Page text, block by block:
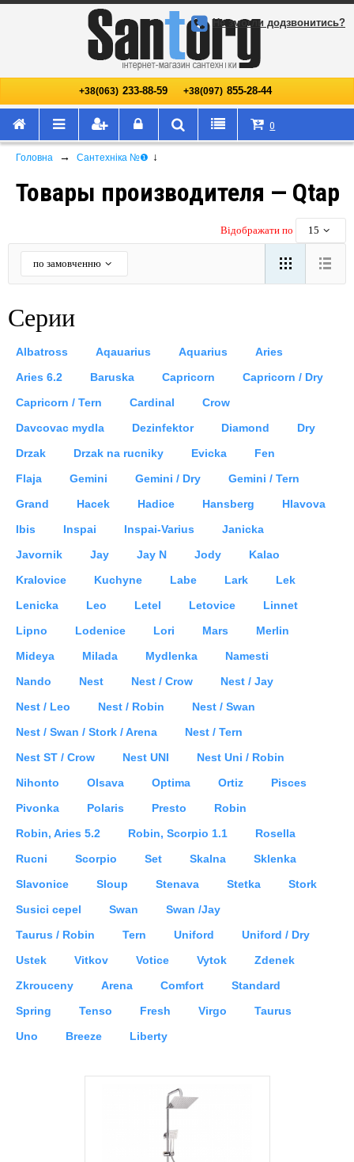
+38(063) 233-88-59 +38(097) 855-28-44
Не змогли додзвонитись?
0
Головна → Сантехніка №❶ ↓
Товары производителя — Qtap
Відображати по 15
по замовченню
Серии
Albatross Aqauarius Aquarius
Aries
Aries 6.2
Baruska Capricorn
Capricorn / Dry
Capricorn / Tern
Cardinal
Crow
Davcovac mydla
Dezinfektor Diamond
Dry
Drzak
Drzak na rucniky Evicka
Fen
Flaja
Gemini Gemini / Dry
Gemini / Tern
Grand
Hacek Hadice Hansberg
Hlavova
Ibis
Inspai Inspai-Varius
Janicka
Javornik
Jay Jay N Jody
Kalao
Kralovice
Kuchyne Labe Lark
Lek
Lenicka
Leo Letel Letovice
Linnet
Lipno
Lodenice Lori Mars
Merlin
Mideya
Milada Mydlenka
Namesti
Nando
Nest Nest / Crow
Nest / Jay
Nest / Leo
Nest / Robin
Nest / Swan
Nest / Swan / Stork / Arena
Nest / Tern
Nest ST / Crow
Nest UNI
Nest Uni / Robin
Nihonto
Olsava Optima Ortiz
Pisces
Pivonka
Polaris Presto
Robin
Robin, Aries 5.2
Robin, Scorpio 1.1
Rosella
Rucni
Scorpio Set Skalna
Sklenka
Slavonice
Sloup Stenava Stetka
Stork
Susici cepel
Swan
Swan /Jay
Taurus / Robin
Tern Uniford
Uniford / Dry
Ustek
Vitkov Votice Vytok
Zdenek
Zkrouceny
Arena Comfort
Standard
Spring
Tenso Fresh Virgo
Taurus
Uno
Breeze Liberty